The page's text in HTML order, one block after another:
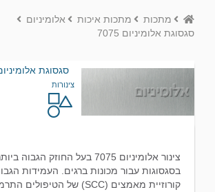
Homeמתכות מתכות איכות
אלומיניום
סגסוגת אלומיניום 7075
סגסוגת אלומיניום
צינורות
צינור אלומיניום 7075 בעל החוזק
בסגסוגות עבור מכונות ברגים. העמידות